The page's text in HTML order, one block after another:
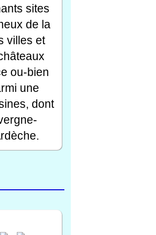
sites
de la
villes et
ou-bien
une
dont